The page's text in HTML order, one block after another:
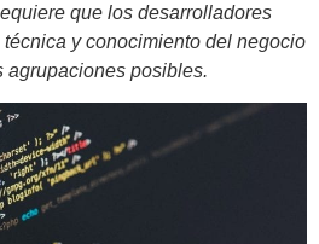
que los desarrolladores
y conocimiento del negocio
agrupaciones posibles.